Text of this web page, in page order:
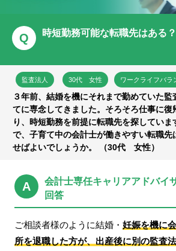
公認会計士の求人
監査法人の求人
公認会計士試
USCPA（米国
女性会計士の転
個別転職相談
サービス
Q 時短勤務可能な転職先はある？
監査法人 30代 女性 ワークライフバラ
３年前、結婚を機にそれまで勤めていた
てに専念してきました。そろそろ仕事に復
り、時短勤務を前提に転職先を探してい
で、子育て中の会計士が働きやすい転職先
せばよいでしょうか。 （30代 女性）
A
会計士専任キャリアアドバイ
回答
ご相談者様のように結婚・ 妊娠を機に
所を退職した方が、出産後に別の監査